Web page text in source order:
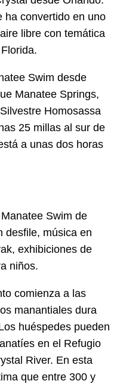
ha convertido en uno
libre con temática
Swim desde
Manatee Springs,
Homosassa
25 millas al sur de
a unas dos horas
Swim de
desfile, música en
exhibiciones de
niños.
comienza a las
manantiales dura
huéspedes pueden
en el Refugio
River. En esta
que entre 300 y